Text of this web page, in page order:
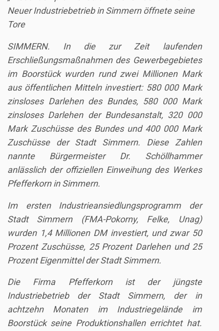
Neuer Industriebetrieb in Simmern öffnete seine
Tore
SIMMERN. In die zur Zeit laufenden
Erschließungsmaßnahmen des Gewerbegebietes
im Boorstück wurden rund zwei Millionen Mark
aus öffentlichen Mitteln investiert: 580 000 Mark
zinsloses Darlehen des Bundes, 580 000 Mark
zinsloses Darlehen der Bundesanstalt, 320 000
Mark Zuschüsse des Bundes und 400 000 Mark
Zuschüsse der Stadt Simmern. Diese Zahlen
nannte Bürgermeister Dr. Schöllhammer
anlässlich der offiziellen Einweihung des Werkes
Pfefferkorn in Simmern.
Im ersten Industrieansiedlungsprogramm der
Stadt Simmern (FMA-Pokorny, Felke, Unag)
wurden 1,4 Millionen DM investiert, und zwar 50
Prozent Zuschüsse, 25 Prozent Darlehen und 25
Prozent Eigenmittel der Stadt Simmern.
Die Firma Pfefferkorn ist der jüngste
Industriebetrieb der Stadt Simmern, der in
achtzehn Monaten im Industriegelände im
Boorstück seine Produktionshallen errichtet hat.